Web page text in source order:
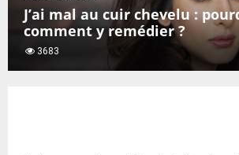
J’ai mal au cuir chevelu :
comment y remédier ?
3683